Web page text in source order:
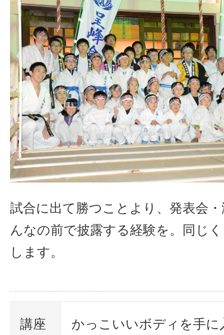
試合に出て勝つことより、発表会
んなの前で披露する経験を。同じ
します。
講座
かっこいいボディを手に